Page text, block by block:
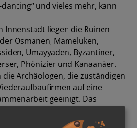
und vieles mehr, kann
Innenstadt liegen die Ruinen
Osmanen, Mameluken,
Umayyaden, Byzantiner,
Phönizier und Kanaanäer.
die Archäologen, die zuständigen
auf eine
geeinigt. Das
Ausgrabungen als
und eine Integrierung des